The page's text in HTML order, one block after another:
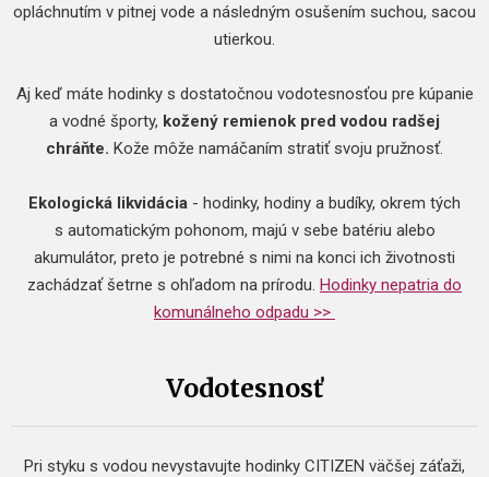
opláchnutím v pitnej vode a následným osušením suchou, sacou
utierkou.
Aj keď máte hodinky s dostatočnou vodotesnosťou pre kúpanie
a vodné športy, kožený remienok pred vodou radšej
chráňte. Kože môže namáčaním stratiť svoju pružnosť.
Ekologická likvidácia - hodinky, hodiny a budíky, okrem tých
s automatickým pohonom, majú v sebe batériu alebo
akumulátor, preto je potrebné s nimi na konci ich životnosti
zachádzať šetrne s ohľadom na prírodu. Hodinky nepatria do
komunálneho odpadu >>
Vodotesnosť
Pri styku s vodou nevystavujte hodinky CITIZEN väčšej záťaži,